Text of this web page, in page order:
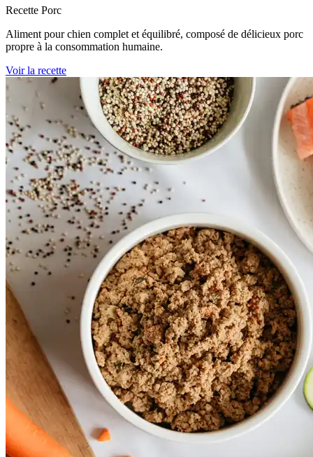
Recette Porc
Aliment pour chien complet et équilibré, composé de délicieux porc
propre à la consommation humaine.
Voir la recette